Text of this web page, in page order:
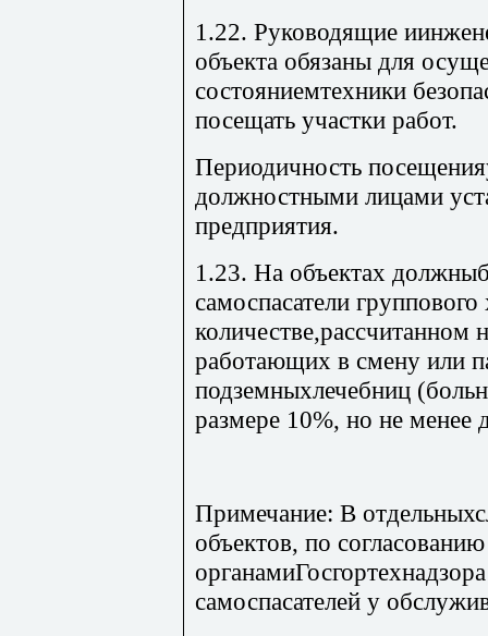
1.22. Руководящие
объекта обязаны для
состояниемтехники
посещать участки работ.
Периодичность
должностными лицами
предприятия.
1.23. На объектах
самоспасатели
количестве,рассчитанном
работающих в смену или
подземныхлечебниц
размере 10%, но не менее
Примечание: В
объектов, по
самоспасателей у